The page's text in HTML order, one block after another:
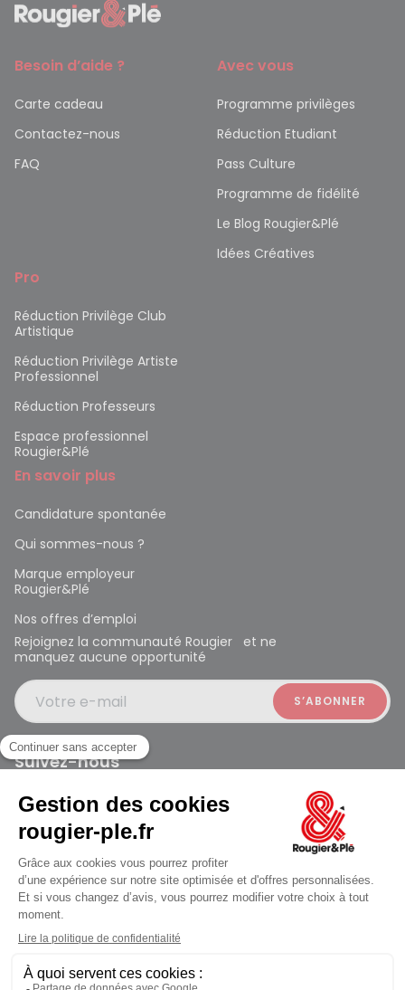
jusqu'au Mardi à 10:00
Besoin d’aide ?
Carte cadeau
Contactez-nous
FAQ
Avec vous
Programme privilèges
Réduction Etudiant
Pass Culture
Programme de fidélité
Le Blog Rougier&Plé
Idées Créatives
Pro
Réduction Privilège Club
Artistique
Réduction Privilège Artiste
Professionnel
Réduction Professeurs
Espace professionnel
Rougier&Plé
En savoir plus
Candidature spontanée
Qui sommes-nous ?
Marque employeur
Rougier&Plé
Nos offres d’emploi
Rejoignez la communauté Rougier et ne
manquez aucune opportunité
Votre e-mail
Suivez-nous
Rougier et Plé 2024 Copyright
Mentions légales
Conditions générales des ventes